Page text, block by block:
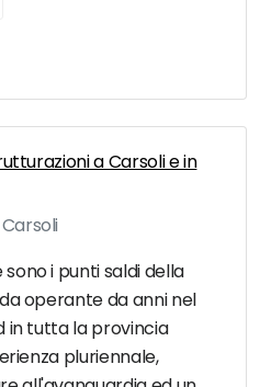
a Carsoli e in
i punti saldi della
operante da anni nel
in tutta la provincia
pluriennale,